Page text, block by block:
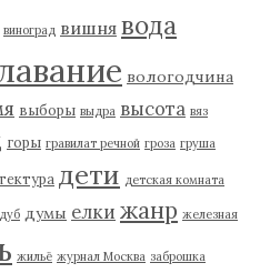
виноград вишня вода
вологодчина
выборы выдра высота вяз
горы гравилат речной гроза груша
дети детская комната
дуб думы елки жанр железная
жильё журнал Москва заброшка